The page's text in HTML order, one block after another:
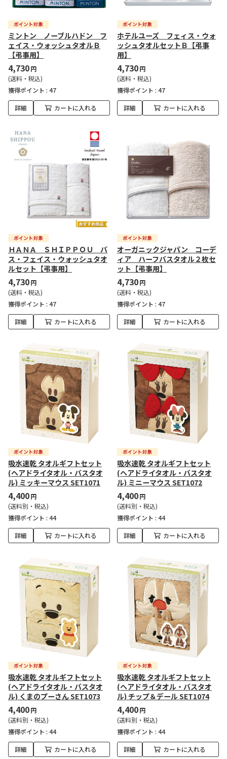
ミントン ノーブルハドン フ
ェイス・ウォッシュタオルＢ
【弔事用】
4,730円
(送料・税込)
獲得ポイント : 47
詳細 カートに入れる
ホテルユーズ フェィス・ウォ
ッシュタオルセットＢ【弔事
用】
4,730円
(送料・税込)
獲得ポイント : 47
詳細 カートに入れる
ＨＡＮＡ ＳＨＩＰＰＯＵ バ
ス・フェイス・ウォッシュタオ
ルセット【弔事用】
4,730円
(送料・税込)
獲得ポイント : 47
詳細 カートに入れる
オーガニックジャパン コーデ
ィア ハーフバスタオル２枚セ
ット【弔事用】
4,730円
(送料・税込)
獲得ポイント : 47
詳細 カートに入れる
吸水速乾 タオルギフトセット
(ヘアドライタオル・バスタオ
ル) ミッキーマウス SET1071
4,400円
(送料別・税込)
獲得ポイント : 44
詳細 カートに入れる
吸水速乾 タオルギフトセット
(ヘアドライタオル・バスタオ
ル) ミニーマウス SET1072
4,400円
(送料別・税込)
獲得ポイント : 44
詳細 カートに入れる
吸水速乾 タオルギフトセット
(ヘアドライタオル・バスタオ
ル) くまのプーさん SET1073
4,400円
(送料別・税込)
獲得ポイント : 44
詳細 カートに入れる
吸水速乾 タオルギフトセット
(ヘアドライタオル・バスタオ
ル) チップ＆デール SET1074
4,400円
(送料別・税込)
獲得ポイント : 44
詳細 カートに入れる